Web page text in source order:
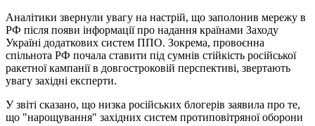
Аналітики звернули увагу на настрій, що заполонив мережу в
РФ після появи інформації про надання країнами Заходу
Україні додаткових систем ППО. Зокрема, провоєнна
спільнота РФ почала ставити під сумнів стійкість російської
ракетної кампанії в довгостроковій перспективі, звертають
увагу західні експерти.
У звіті сказано, що низка російських блогерів заявила про те,
що "нарощування" західних систем протиповітряної оборони